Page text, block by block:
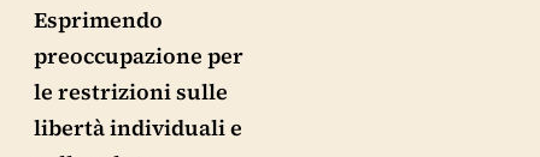
Esprimendo
preoccupazione per
le restrizioni sulle
libertà individuali e